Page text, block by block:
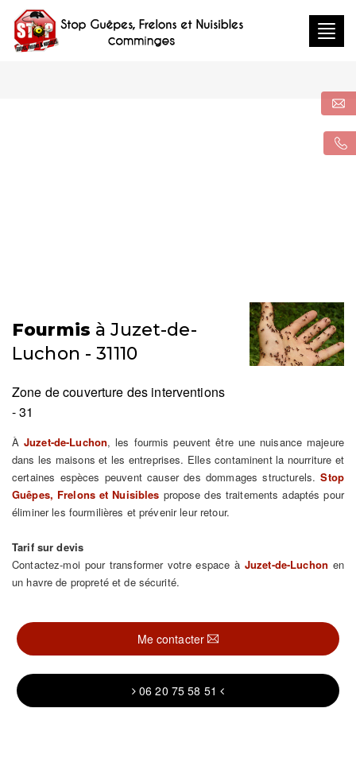
Fourmis à Juzet-de-
Luchon - 31110
Zone de couverture des interventions
- 31
ÀJuzet-de-Luchon, les fourmis peuvent être une nuisance majeure
dans les maisons et les entreprises. Elles contaminent la nourriture et
certaines espèces peuvent causer des dommages structurels.Stop
Guêpes, Frelons et Nuisibles propose des traitements adaptés pour
éliminer les fourmilières et prévenir leur retour.
Tarif sur devis
Contactez-moi pour transformer votre espace à Juzet-de-Luchon en
un havre de propreté et de sécurité.
Me contacter
06 20 75 58 51